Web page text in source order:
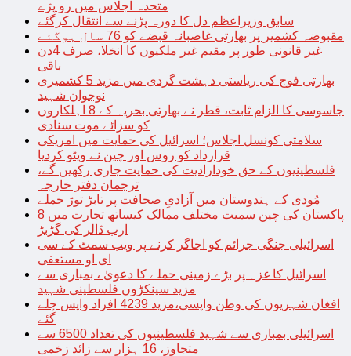
متحدہ اجلاس میں رو پڑے
سابق وزیراعظم دل کا دورہ پڑنے سے انتقال کرگئے
مقبوضہ کشمیر پر بھارتی غاصبانہ قبضے کو 76 سال ہوگئے
غیر قانونی طور پر مقیم غیر ملکیوں کا انخلا، صرف 4دن
باقی
بھارتی فوج کی ریاستی دہشت گردی میں مزید 5 کشمیری
نوجوان شہید
جاسوسی کا الزام ثابت، قطر نے بھارتی بحریہ کے 8 اہلکاروں
کو سزائے موت سنادی
سلامتی کونسل اجلاس؛ اسرائیل کی حمایت میں امریکی
قرارداد کو روس اور چین نے ویٹو کردیا
فلسطینیوں کے حق خودارادیت کی حمایت جاری رکھیں گے،
ترجمان دفتر خارجہ
مُودی کے ہندوستان میں آزادیِ صحافت پر تابڑ توڑ حملے
پاکستان کی چین سمیت مختلف ممالک کیساتھ تجارت میں 8
ارب ڈالر کی گڑبڑ
اسرائیلی جنگی جرائم کو اجاگر کرنے پر ویب سمٹ کے سی
ای او مستعفی
اسرائیل کا غزہ پر بڑے زمینی حملے کا دعویٰ ، بمباری سے
مزید سینکڑوں فلسطینی شہید
افغان شہریوں کی وطن واپسی،مزید 4239 افراد واپس چلے
گئے
اسرائیلی بمباری سے شہید فلسطینیوں کی تعداد 6500 سے
متجاوز، 16 ہزار سے زائد زخمی